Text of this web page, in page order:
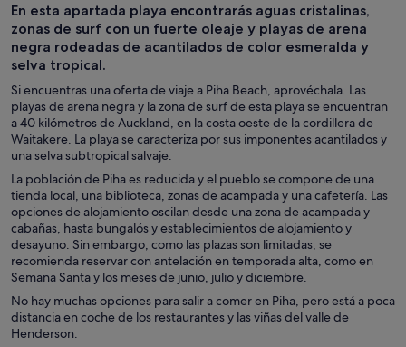
En esta apartada playa encontrarás aguas cristalinas,
zonas de surf con un fuerte oleaje y playas de arena
negra rodeadas de acantilados de color esmeralda y
selva tropical.
Si encuentras una oferta de viaje a Piha Beach, aprovéchala. Las
playas de arena negra y la zona de surf de esta playa se encuentran
a 40 kilómetros de Auckland, en la costa oeste de la cordillera de
Waitakere. La playa se caracteriza por sus imponentes acantilados y
una selva subtropical salvaje.
La población de Piha es reducida y el pueblo se compone de una
tienda local, una biblioteca, zonas de acampada y una cafetería. Las
opciones de alojamiento oscilan desde una zona de acampada y
cabañas, hasta bungalós y establecimientos de alojamiento y
desayuno. Sin embargo, como las plazas son limitadas, se
recomienda reservar con antelación en temporada alta, como en
Semana Santa y los meses de junio, julio y diciembre.
No hay muchas opciones para salir a comer en Piha, pero está a poca
distancia en coche de los restaurantes y las viñas del valle de
Henderson.